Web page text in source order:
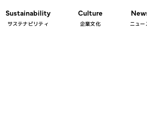
Sustainability
サステナビリティ
Culture
企業文化 ニュー